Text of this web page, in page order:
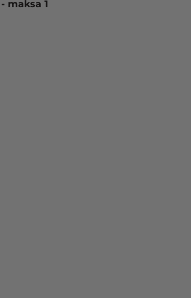
maksa 1